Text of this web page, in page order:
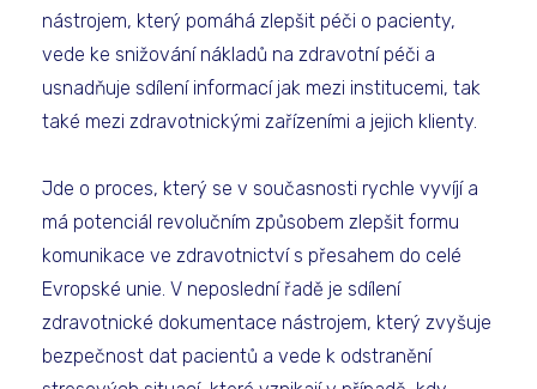
nástrojem, který pomáhá zlepšit péči o pacienty,
vede ke snižování nákladů na zdravotní péči a
usnadňuje sdílení informací jak mezi institucemi, tak
také mezi zdravotnickými zařízeními a jejich klienty.
Jde o proces, který se v současnosti rychle vyvíjí a
má potenciál revolučním způsobem zlepšit formu
komunikace ve zdravotnictví s přesahem do celé
Evropské unie. V neposlední řadě je sdílení
zdravotnické dokumentace nástrojem, který zvyšuje
bezpečnost dat pacientů a vede k odstranění